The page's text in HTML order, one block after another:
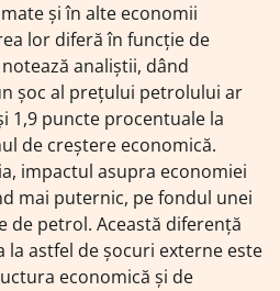
și în alte economii
lor diferă în funcție de
analiștii, dând
șoc al prețului petrolului ar
1,9 puncte procentuale la
de creștere economică.
impactul asupra economiei
mai puternic, pe fondul unei
de petrol. Această diferență
astfel de șocuri externe este
economică și de